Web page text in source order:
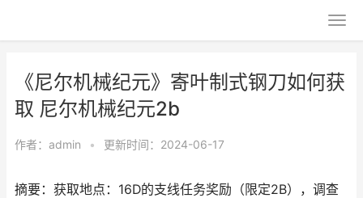
《尼尔机械纪元》寄叶制式钢刀如何获
取 尼尔机械纪元2b
作者： admin • 更新时间：2024-06-17
摘要：获取地点：16D的支线任务奖励（限定2B），调查